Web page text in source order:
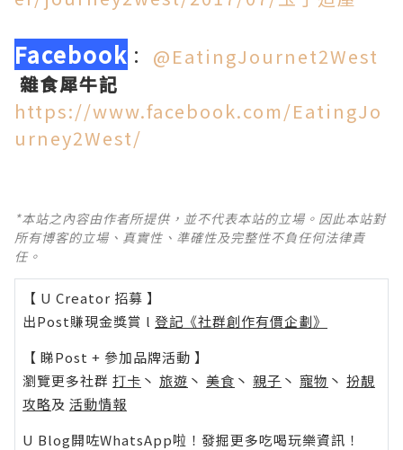
Facebook ： @EatingJournet2West
雜食犀牛記
https://www.facebook.com/EatingJo
urney2West/
*本站之內容由作者所提供，並不代表本站的立場。因此本站對
所有博客的立場、真實性、準確性及完整性不負任何法律責
任。
【 U Creator 招募 】
出Post賺現金獎賞 l 登記《社群創作有價企劃》
【 睇Post + 參加品牌活動 】
瀏覽更多社群 打卡 丶 旅遊 丶 美食 丶 親子 丶 寵物 丶 扮靚
攻略及 活動情報
U Blog開咗WhatsApp啦！發掘更多吃喝玩樂資訊！